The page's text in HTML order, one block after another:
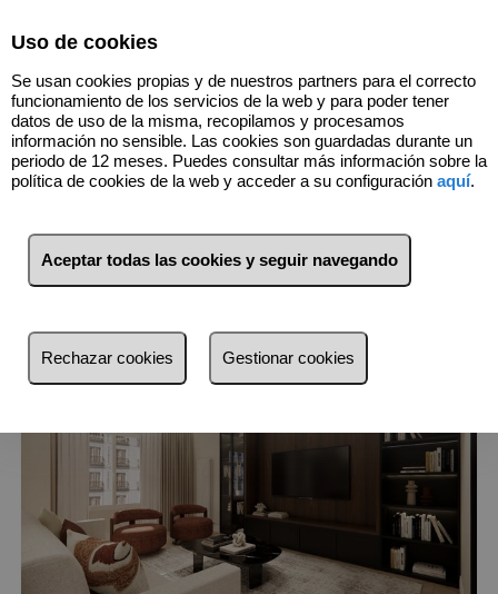
4 Inmuebles Barrio de Salamanca
(Madrid)
Lista Mapa Filtros
Menos reciente
Pequeños
Grandes
Uso de cookies
Se usan cookies propias y de nuestros partners para el correcto
funcionamiento de los servicios de la web y para poder tener
datos de uso de la misma, recopilamos y procesamos
información no sensible. Las cookies son guardadas durante un
periodo de 12 meses. Puedes consultar más información sobre la
política de cookies de la web y acceder a su configuración aquí.
Aceptar todas las cookies y seguir navegando
Rechazar cookies Gestionar cookies